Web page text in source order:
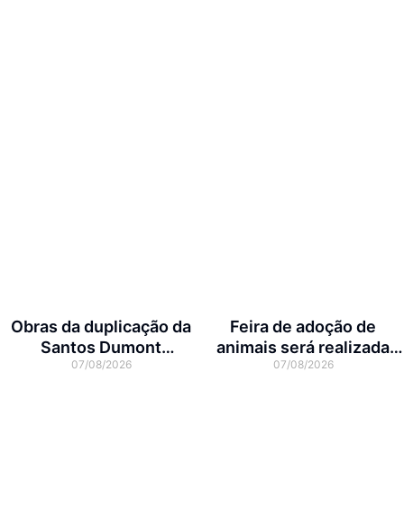
Obras da duplicação da
Santos Dumont
interditam cruzamento
07/08/2026
Feira de adoção de
animais será realizada
neste domingo na Arena
07/08/2026